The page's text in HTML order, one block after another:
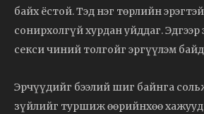
байх ёстой. Тэд нэг төрлийн
сонирхолгүй хурдан уйддаг.
секси чиний толгойг эргүүлэм
Эрчүүдийг бээлий шиг байнга
зүйлийг туршиж өөрийнхөө хажууд